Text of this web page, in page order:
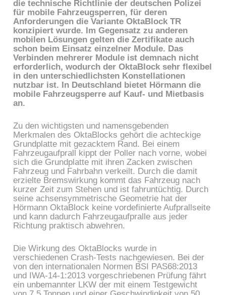
die technische Richtlinie der deutschen Polizei
für mobile Fahrzeugsperren, für deren
Anforderungen die Variante OktaBlock TR
konzipiert wurde. Im Gegensatz zu anderen
mobilen Lösungen gelten die Zertifikate auch
schon beim Einsatz einzelner Module. Das
Verbinden mehrerer Module ist demnach nicht
erforderlich, wodurch der OktaBlock sehr flexibel
in den unterschiedlichsten Konstellationen
nutzbar ist. In Deutschland bietet Hörmann die
mobile Fahrzeugsperre auf Kauf- und Mietbasis
an.
Zu den wichtigsten und namensgebenden
Merkmalen des OktaBlocks gehört die achteckige
Grundplatte mit gezacktem Rand. Bei einem
Fahrzeugaufprall kippt der Poller nach vorne, wobei
sich die Grundplatte mit ihren Zacken zwischen
Fahrzeug und Fahrbahn verkeilt. Durch die damit
erzielte Bremswirkung kommt das Fahrzeug nach
kurzer Zeit zum Stehen und ist fahruntüchtig. Durch
seine achsensymmetrische Geometrie hat der
Hörmann OktaBlock keine vordefinierte Aufprallseite
und kann dadurch Fahrzeugaufpralle aus jeder
Richtung praktisch abwehren.
Die Wirkung des OktaBlocks wurde in
verschiedenen Crash-Tests nachgewiesen. Bei der
von den internationalen Normen BSI PAS68:2013
und IWA-14-1:2013 vorgeschriebenen Prüfung fährt
ein unbemannter LKW der mit einem Testgewicht